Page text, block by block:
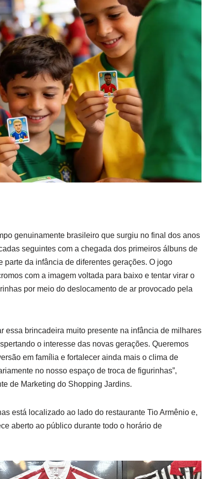
genuinamente brasileiro que surgiu no final dos anos
seguintes com a chegada dos primeiros álbuns de
parte da infância de diferentes gerações. O jogo
com a imagem voltada para baixo e tentar virar o
por meio do deslocamento de ar provocado pela
essa brincadeira muito presente na infância de milhares
o interesse das novas gerações. Queremos
em família e fortalecer ainda mais o clima de
no nosso espaço de troca de figurinhas”,
de Marketing do Shopping Jardins.
está localizado ao lado do restaurante Tio Armênio e,
aberto ao público durante todo o horário de